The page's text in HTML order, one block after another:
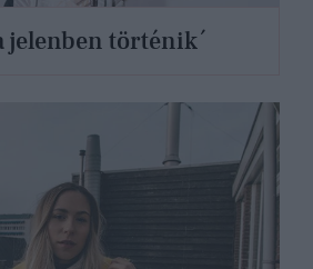
jelenben történik´